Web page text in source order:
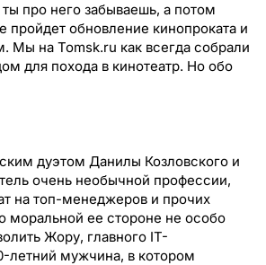
про него забываешь, а потом
обновление кинопроката и
Мы на Tomsk.ru как всегда собрали
для похода в кинотеатр. Но обо
дуэтом Данилы Козловского и
очень необычной профессии,
на топ-менеджеров и прочих
моральной ее стороне не особо
Жору, главного IT-
летний мужчина, в котором